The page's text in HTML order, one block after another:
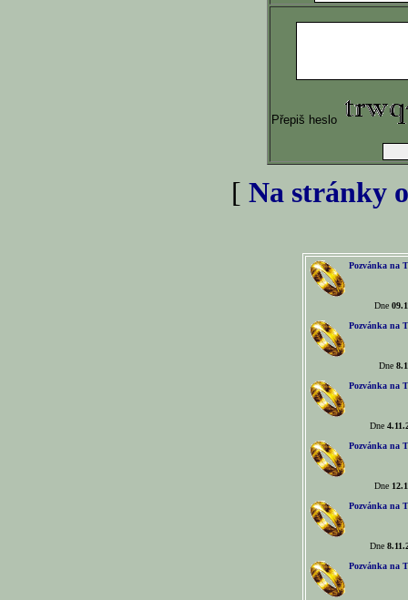
Přepiš heslo
[ Na stránky
Pozvánka na
Dne
Pozvánka na
Dne
Pozvánka na
Dne
Pozvánka na
Dne
Pozvánka na
Dne
Pozvánka na